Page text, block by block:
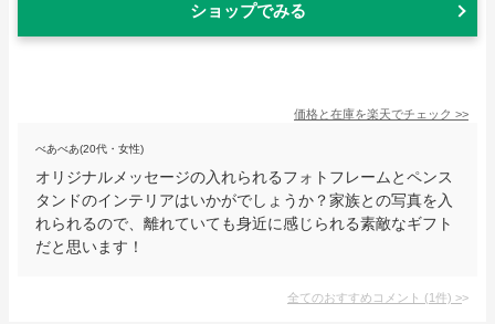
ショップでみる
価格と在庫を楽天でチェック >>
べあべあ(20代・女性)
オリジナルメッセージの入れられるフォトフレームとペンス
タンドのインテリアはいかがでしょうか？家族との写真を入
れられるので、離れていても身近に感じられる素敵なギフト
だと思います！
全てのおすすめコメント (1件) >